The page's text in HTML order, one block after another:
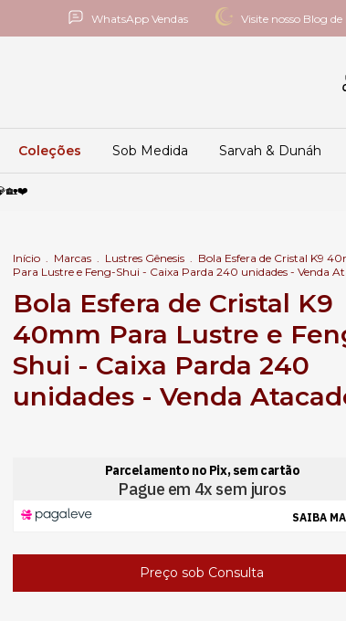
WhatsApp Vendas Visite nosso Blog
Coleções Sob Medida Sarvah & Dunáh
Início . Marcas . Lustres Gênesis . Bola Esfera de Cristal K9
Para Lustre e Feng-Shui - Caixa Parda 240 unidades - Venda
Bola Esfera de Cristal K9
40mm Para Lustre e
Shui - Caixa Parda 240
unidades - Venda